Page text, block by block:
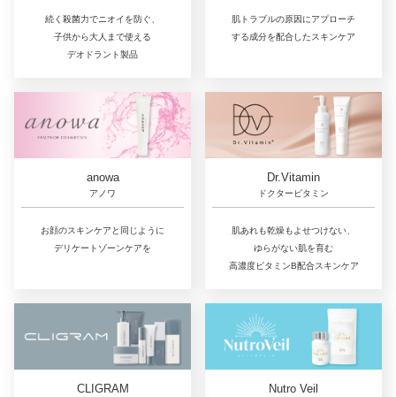
続く殺菌力でニオイを防ぐ、
子供から大人まで使える
デオドラント製品
肌トラブルの原因にアプローチ
する成分を配合したスキンケア
anowa
アノワ
お顔のスキンケアと同じように
デリケートゾーンケアを
Dr.Vitamin
ドクタービタミン
肌あれも乾燥もよせつけない、
ゆらがない肌を育む
高濃度ビタミンB配合スキンケア
CLIGRAM Nutro Veil